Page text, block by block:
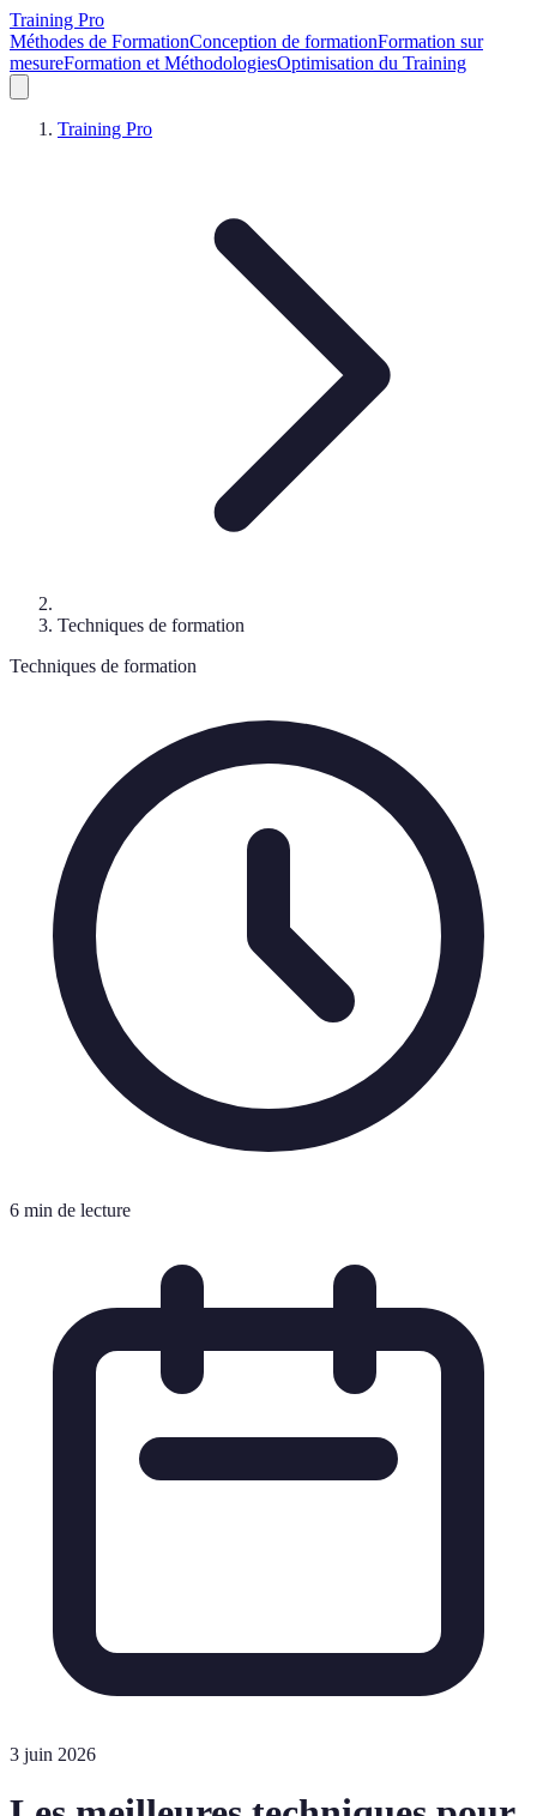
Training Pro
Méthodes de FormationConception de formationFormation sur
mesureFormation et MéthodologiesOptimisation du Training
Training Pro
Techniques de formation
Techniques de formation
6 min de lecture
3 juin 2026